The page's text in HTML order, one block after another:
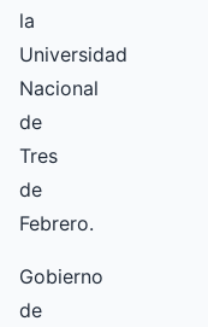
la
Universidad
Nacional
de
Tres
de
Febrero.
Gobierno
de